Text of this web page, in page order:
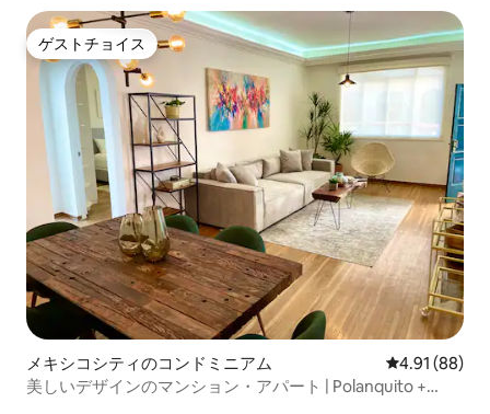
ゲストチョイス
ゲストチョイス
メキシコシティのコンドミニアム レビュー88
4.91 (88)
美しいデザインのマンション・アパート | Polanquito +